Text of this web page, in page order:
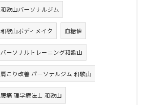
和歌山パーソナルジム
和歌山ボディメイク 血糖値
パーソナルトレーニング和歌山
肩こり改善 パーソナルジム 和歌山
腰痛 理学療法士 和歌山